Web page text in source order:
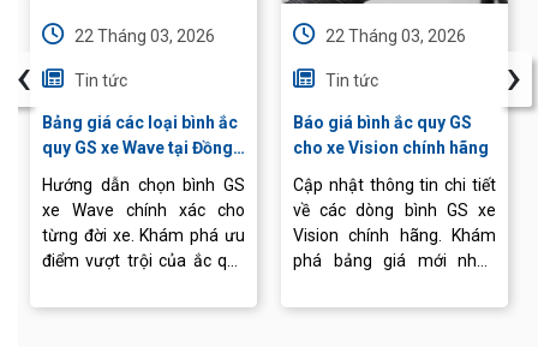
22 Tháng 03, 2026
Tin tức
Bảng giá các loại bình ắc
quy GS xe Wave tại Đồng
Hướng dẫn chọn bình GS
xe Wave chính xác cho
từng đời xe. Khám phá ưu
điểm vượt trội của ắc quy
chuyên nghiệp tại Ắc quy
22 Tháng 03, 2026
Tin tức
Báo giá bình ắc quy GS
cho xe Vision chính hãng
Cập nhật thông tin chi tiết
về các dòng bình GS xe
Vision chính hãng. Khám
phá bảng giá mới nhất,
hợp và dịch vụ thay ắc quy
‹ ›